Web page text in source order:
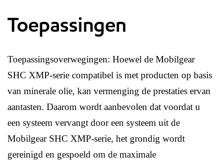
Toepassingen
Toepassingsoverwegingen: Hoewel de Mobilgear
SHC XMP-serie compatibel is met producten op basis
van minerale olie, kan vermenging de prestaties ervan
aantasten. Daarom wordt aanbevolen dat voordat u
een systeem vervangt door een systeem uit de
Mobilgear SHC XMP-serie, het grondig wordt
gereinigd en gespoeld om de maximale